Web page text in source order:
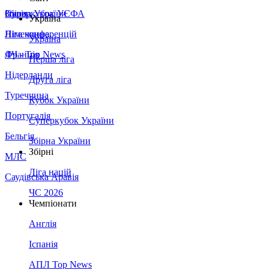
Збірна України
Італія
Німеччина
Франція
Нідерланди
Туреччина
Португалія
Бельгія
МЛС
Саудівська Аравія
Суперкубок УЄФА
Ліга конференцій
ЛЧ - Top News
Україна
Україна
Перша ліга
Друга ліга
Кубок України
Суперкубок України
Збірна України
Збірні
Ліга націй
ЧС 2026
Чемпіонати
Англія
Іспанія
АПЛ Top News